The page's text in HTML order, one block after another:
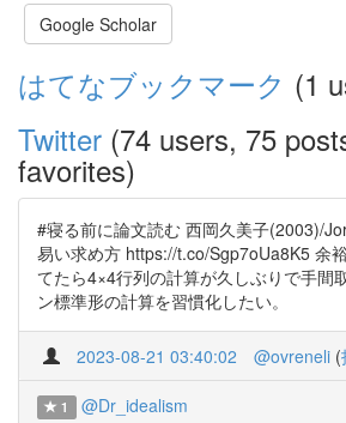
Google Scholar
はてなブックマーク (1
Twitter (74 users, 75
favorites)
#寝る前に論文読む 西岡久美子(2003)/
易い求め方 https://t.co/Sgp7oUa8K5 余
てたら4×4行列の計算が久しぶりで手間
ン標準形の計算を習慣化したい。
2023-08-21 03:40:02 @ovreneli (
1 @Dr_idealism